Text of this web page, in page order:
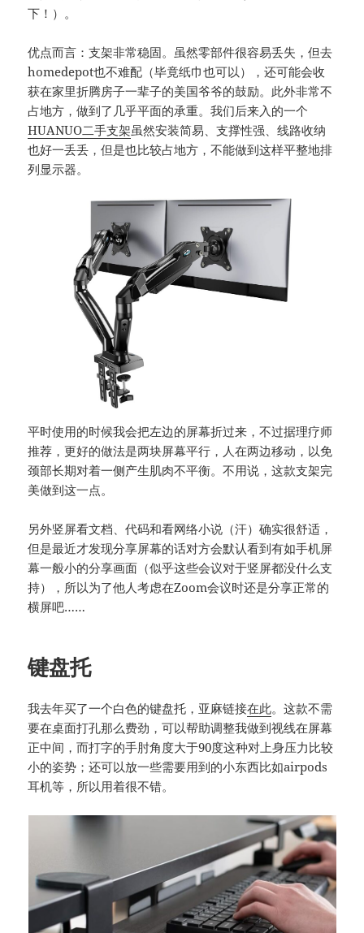
下！）。
优点而言：支架非常稳固。虽然零部件很容易丢失，但去
homedepot也不难配（毕竟纸巾也可以），还可能会收
获在家里折腾房子一辈子的美国爷爷的鼓励。此外非常不
占地方，做到了几乎平面的承重。我们后来入的一个
HUANUO二手支架虽然安装简易、支撑性强、线路收纳
也好一丢丢，但是也比较占地方，不能做到这样平整地排
列显示器。
平时使用的时候我会把左边的屏幕折过来，不过据理疗师
推荐，更好的做法是两块屏幕平行，人在两边移动，以免
颈部长期对着一侧产生肌肉不平衡。不用说，这款支架完
美做到这一点。
另外竖屏看文档、代码和看网络小说（汗）确实很舒适，
但是最近才发现分享屏幕的话对方会默认看到有如手机屏
幕一般小的分享画面（似乎这些会议对于竖屏都没什么支
持），所以为了他人考虑在Zoom会议时还是分享正常的
横屏吧……
键盘托
我去年买了一个白色的键盘托，亚麻链接在此。这款不需
要在桌面打孔那么费劲，可以帮助调整我做到视线在屏幕
正中间，而打字的手肘角度大于90度这种对上身压力比较
小的姿势；还可以放一些需要用到的小东西比如airpods
耳机等，所以用着很不错。